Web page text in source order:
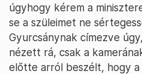
úgyhogy kérem a
se a szüleimet ne
Gyurcsánynak címezve
nézett rá, csak a
előtte arról beszélt, hogy